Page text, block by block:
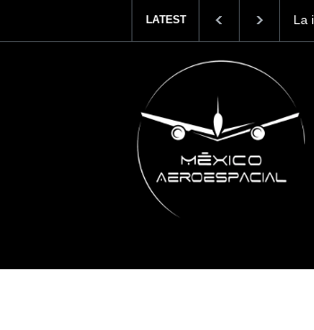
LATEST
naval mexicana construirá 32 BUQUES para la